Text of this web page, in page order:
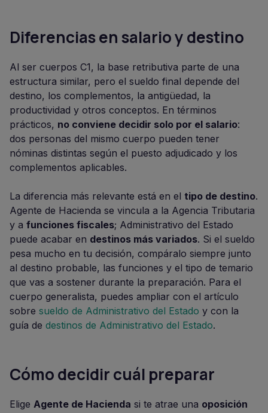
Diferencias en salario y destino
Al ser cuerpos C1, la base retributiva parte de una
estructura similar, pero el sueldo final depende del
destino, los complementos, la antigüedad, la
productividad y otros conceptos. En términos
prácticos, no conviene decidir solo por el salario:
dos personas del mismo cuerpo pueden tener
nóminas distintas según el puesto adjudicado y los
complementos aplicables.
La diferencia más relevante está en el tipo de destino.
Agente de Hacienda se vincula a la Agencia Tributaria
y a funciones fiscales; Administrativo del Estado
puede acabar en destinos más variados. Si el sueldo
pesa mucho en tu decisión, compáralo siempre junto
al destino probable, las funciones y el tipo de temario
que vas a sostener durante la preparación. Para el
cuerpo generalista, puedes ampliar con el artículo
sobre sueldo de Administrativo del Estado y con la
guía de destinos de Administrativo del Estado.
Cómo decidir cuál preparar
Elige Agente de Hacienda si te atrae una oposición